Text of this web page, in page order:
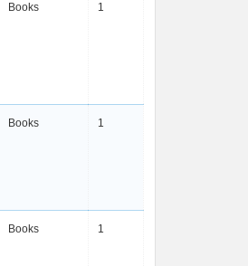
Books 1
Books 1
Books 1